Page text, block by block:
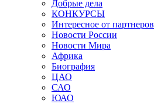
Добрые дела
КОНКУРСЫ
Интересное от партнеров
Новости России
Новости Мира
Африка
Биография
ЦАО
САО
ЮАО